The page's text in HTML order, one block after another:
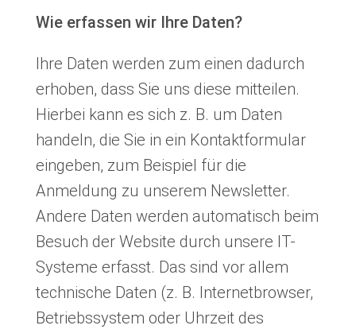
Wie erfassen wir Ihre Daten?
Ihre Daten werden zum einen dadurch
erhoben, dass Sie uns diese mitteilen.
Hierbei kann es sich z. B. um Daten
handeln, die Sie in ein Kontaktformular
eingeben, zum Beispiel für die
Anmeldung zu unserem Newsletter.
Andere Daten werden automatisch beim
Besuch der Website durch unsere IT-
Systeme erfasst. Das sind vor allem
technische Daten (z. B. Internetbrowser,
Betriebssystem oder Uhrzeit des